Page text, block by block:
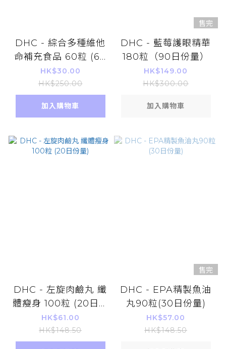
DHC - 綜合多種維他
命補充食品 60粒 (60
日)(平行進口)
HK$30.00
HK$250.00
加入購物車
售完
DHC - 藍莓護眼精華
180粒（90日份量）
HK$149.00
HK$300.00
加入購物車
DHC - 左旋肉鹼丸 纖
體瘦身 100粒 (20日份
量)
HK$61.00
HK$148.50
售完
DHC - EPA精製魚油
丸90粒(30日份量)
HK$57.00
HK$148.50